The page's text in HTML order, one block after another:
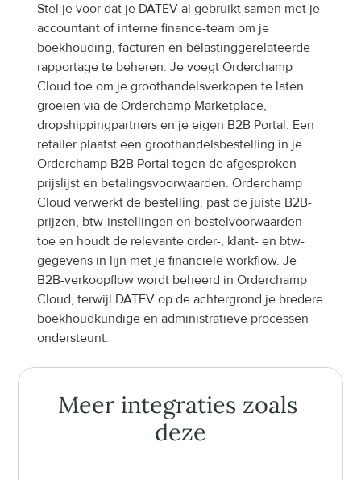
Stel je voor dat je DATEV al gebruikt samen met je
accountant of interne finance-team om je
boekhouding, facturen en belastinggerelateerde
rapportage te beheren. Je voegt Orderchamp
Cloud toe om je groothandelsverkopen te laten
groeien via de Orderchamp Marketplace,
dropshippingpartners en je eigen B2B Portal. Een
retailer plaatst een groothandelsbestelling in je
Orderchamp B2B Portal tegen de afgesproken
prijslijst en betalingsvoorwaarden. Orderchamp
Cloud verwerkt de bestelling, past de juiste B2B-
prijzen, btw-instellingen en bestelvoorwaarden
toe en houdt de relevante order-, klant- en btw-
gegevens in lijn met je financiële workflow. Je
B2B-verkoopflow wordt beheerd in Orderchamp
Cloud, terwijl DATEV op de achtergrond je bredere
boekhoudkundige en administratieve processen
ondersteunt.
Meer integraties zoals
deze